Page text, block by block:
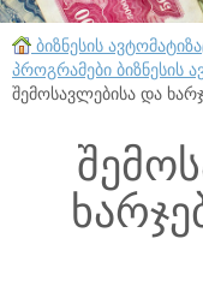
ბიზნესის
პროგრამები ბიზნესის
შემოსავლებისა და